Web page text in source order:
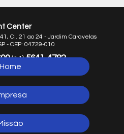
Center
Cj. 21 ao 24 - Jardim Caravelas
- CEP: 04729-010
(11)5641-4782
5641-1254
Home